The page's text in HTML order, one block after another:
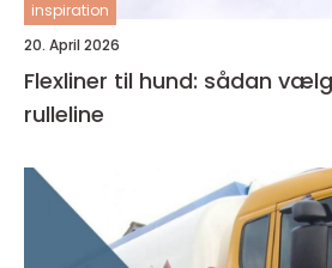
inspiration
20. April 2026
Flexliner til hund: sådan
rulleline